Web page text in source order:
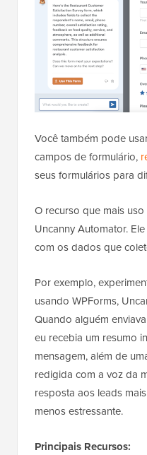
Você também pode
campos de formulário,
seus formulários para
O recurso que mais
Uncanny Automator.
com os dados que
Por exemplo,
usando WPForms,
Quando alguém
eu recebia um resumo
mensagem, além de
redigida com a voz da
resposta aos leads
menos estressante.
Principais Recursos: